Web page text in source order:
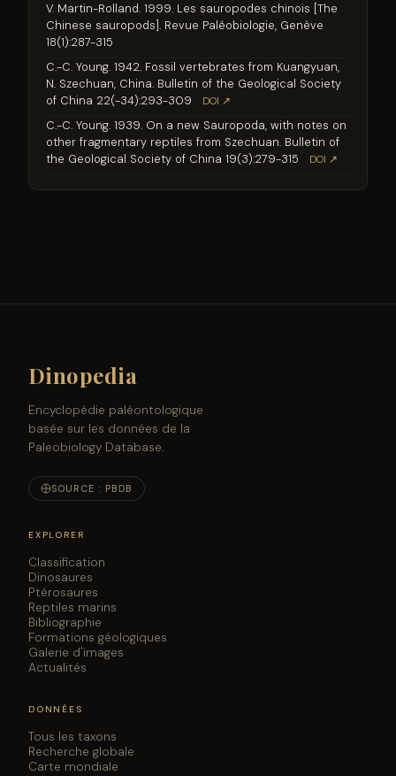
V. Martin-Rolland. 1999. Les sauropodes chinois [The
Chinese sauropods]. Revue Paléobiologie, Genève
18(1):287-315
C.-C. Young. 1942. Fossil vertebrates from Kuangyuan,
N. Szechuan, China. Bulletin of the Geological Society
of China 22(-34):293-309
DOI ↗
C.-C. Young. 1939. On a new Sauropoda, with notes on
other fragmentary reptiles from Szechuan. Bulletin of
the Geological Society of China 19(3):279-315
DOI ↗
Dinopedia
Encyclopédie paléontologique
basée sur les données de la
Paleobiology Database.
SOURCE : PBDB
EXPLORER
Classification
Dinosaures
Ptérosaures
Reptiles marins
Bibliographie
Formations géologiques
Galerie d'images
Actualités
DONNÉES
Tous les taxons
Recherche globale
Carte mondiale